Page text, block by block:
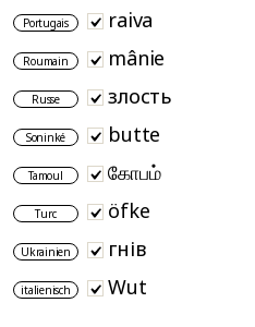
Portugais raiva
Roumain mânie
Russe злость
Soninké butte
Tamoul கோபம்
Turc öfke
Ukrainien гнів
italienisch Wut